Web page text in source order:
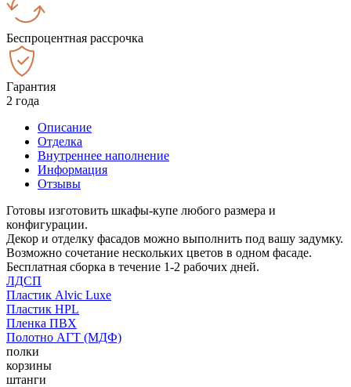
Беспроцентная рассрочка
Гарантия
2 года
Описание
Отделка
Внутреннее наполнение
Информация
Отзывы
Готовы изготовить шкафы-купе любого размера и
конфигурации.
Декор и отделку фасадов можно выполнить под вашу задумку.
Возможно сочетание нескольких цветов в одном фасаде.
Бесплатная сборка в течение 1-2 рабочих дней.
ЛДСП
Пластик Alvic Luxe
Пластик HPL
Пленка ПВХ
Полотно АГТ (МДФ)
полки
корзины
штанги